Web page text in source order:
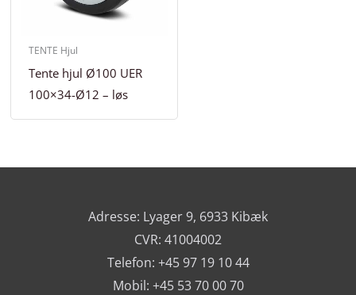
TENTE Hjul
Tente hjul Ø100 UER
100×34-Ø12 – løs
Adresse: Lyager 9, 6933 Kibæk
CVR: 41004002
Telefon: +45 97 19 10 44
Mobil: +45 53 70 00 70